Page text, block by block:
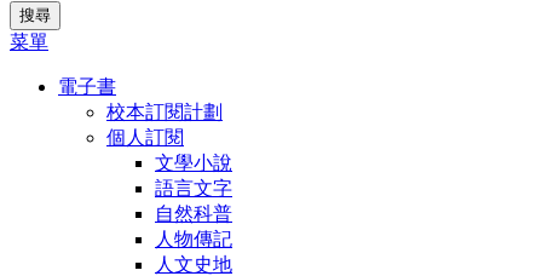
搜尋
菜單
電子書
校本訂閱計劃
個人訂閱
文學小說
語言文字
自然科普
人物傳記
人文史地